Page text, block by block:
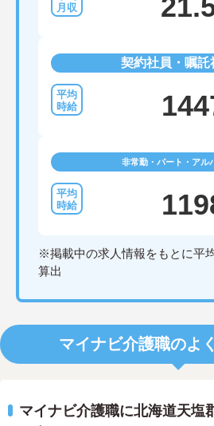
契約社員・嘱託
非常勤・パート・アル
※掲載中の求人情報をもとに平
算出
マイナビ介護職のよ
マイナビ介護職に北海道天塩